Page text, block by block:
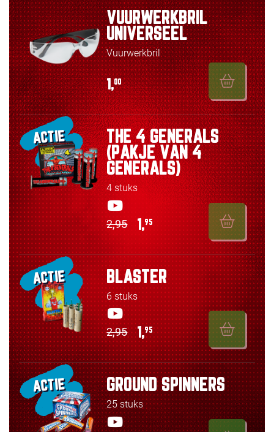
VUURWERKBRIL
UNIVERSEEL
Vuurwerkbril
1,00
ACTIE
THE 4 GENERALS
(PAKJE VAN 4
GENERALS)
4 stuks
2,95 1,95
ACTIE BLASTER
6 stuks
2,95 1,95
ACTIE GROUND SPINNERS
25 stuks